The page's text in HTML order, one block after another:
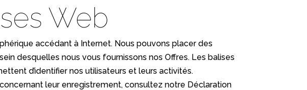
Web
accédant à Internet. Nous pouvons placer des
desquelles nous vous fournissons nos Offres. Les balises
d’identifier nos utilisateurs et leurs activités.
leur enregistrement, consultez notre Déclaration